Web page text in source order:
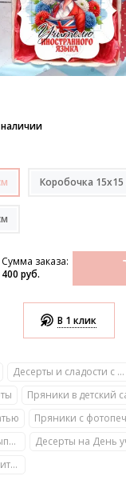
Коробочка 15х15
Сумма заказа:
400 руб.
В 1 клик
Десерты и сладости с фото
Пряники с
Пряники в школу (выпускной, День знаний, День учителя)
Пряники на День учителя